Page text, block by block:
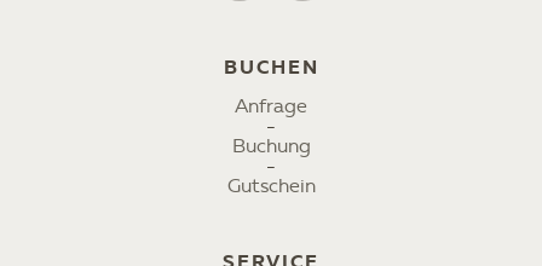
BUCHEN
Anfrage
Buchung
Gutschein